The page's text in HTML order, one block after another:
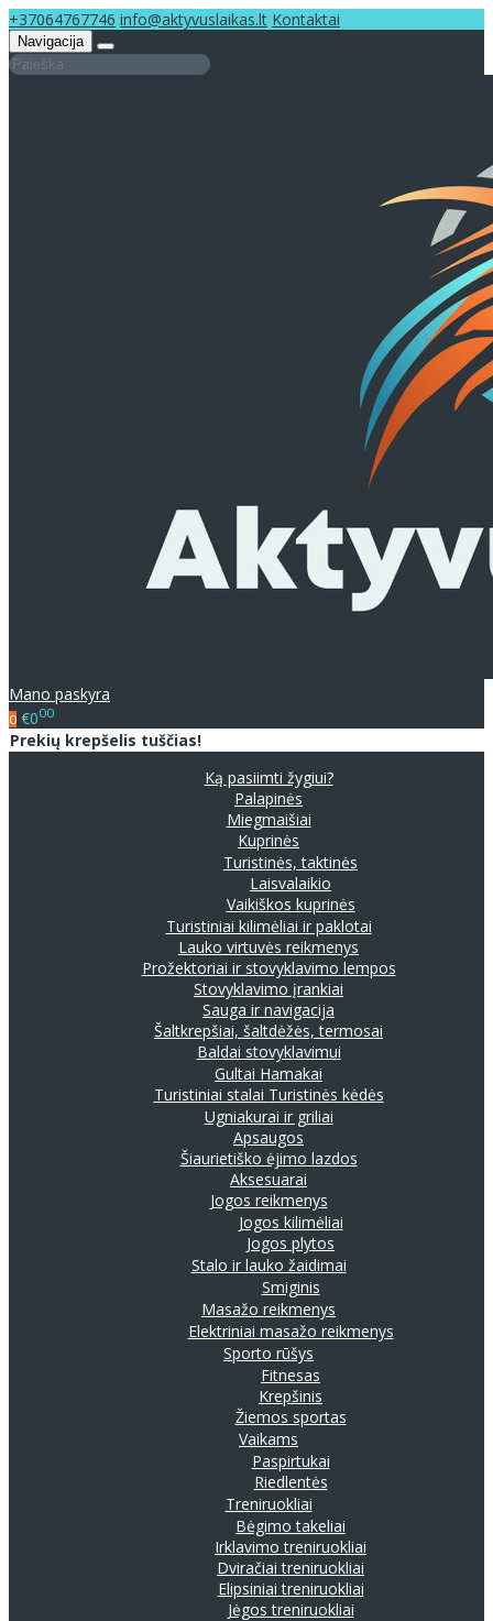
+37064767746 info@aktyvuslaikas.lt Kontaktai
Navigacija
Mano paskyra
0 €000
Prekių krepšelis tuščias!
Ką pasiimti žygiui?
Palapinės
Miegmaišiai
Kuprinės
Turistinės, taktinės
Laisvalaikio
Vaikiškos kuprinės
Turistiniai kilimėliai ir paklotai
Lauko virtuvės reikmenys
Prožektoriai ir stovyklavimo lempos
Stovyklavimo įrankiai
Sauga ir navigacija
Šaltkrepšiai, šaltdėžės, termosai
Baldai stovyklavimui
Gultai Hamakai
Turistiniai stalai Turistinės kėdės
Ugniakurai ir griliai
Apsaugos
Šiaurietiško ėjimo lazdos
Aksesuarai
Jogos reikmenys
Jogos kilimėliai
Jogos plytos
Stalo ir lauko žaidimai
Smiginis
Masažo reikmenys
Elektriniai masažo reikmenys
Sporto rūšys
Fitnesas
Krepšinis
Žiemos sportas
Vaikams
Paspirtukai
Riedlentės
Treniruokliai
Bėgimo takeliai
Irklavimo treniruokliai
Dviračiai treniruokliai
Elipsiniai treniruokliai
Jėgos treniruokliai